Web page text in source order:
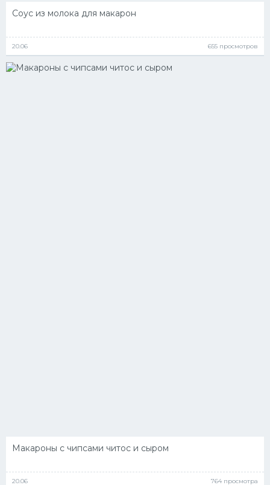
Соус из молока для макарон
20.06 655 просмотров
Макароны с чипсами читос и сыром
20.06 764 просмотра